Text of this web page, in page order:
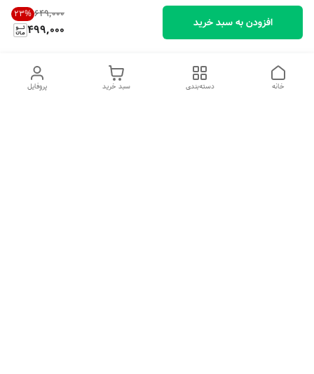
۶۴۹٬۰۰۰ 23%
499,000 افزودن به سبد خرید
پروفایل سبد خرید دسته‌بندی خانه